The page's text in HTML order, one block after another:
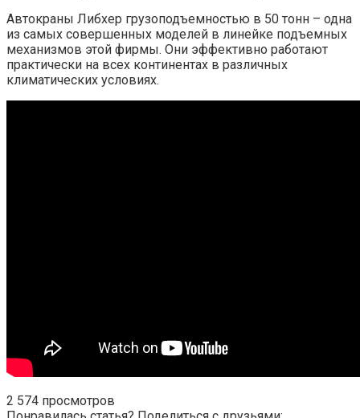
Автокраны Либхер грузоподъемностью в 50 тонн – одна
из самых совершенных моделей в линейке подъемных
механизмов этой фирмы. Они эффективно работают
практически на всех континентах в различных
климатических условиях.
2 574 просмотров